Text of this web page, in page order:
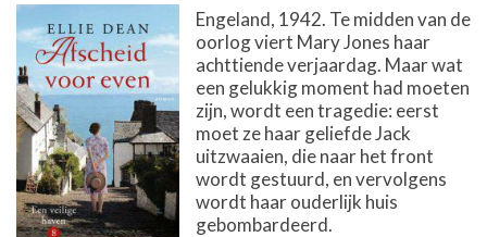
Engeland, 1942. Te midden van de
oorlog viert Mary Jones haar
achttiende verjaardag. Maar wat
een gelukkig moment had moeten
zijn, wordt een tragedie: eerst
moet ze haar geliefde Jack
uitzwaaien, die naar het front
wordt gestuurd, en vervolgens
wordt haar ouderlijk huis
gebombardeerd.